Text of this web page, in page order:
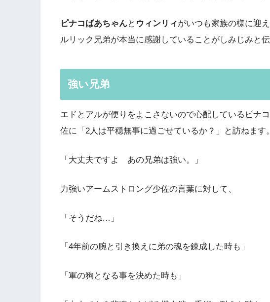
ピナコばあちゃんと ウィンリィがいつも家族の様に迎
ルリック兄弟が本当に感謝していることがしみじみと伝
強い兄弟
エドとアルが便りをよこさないので心配しているピナ
佐に「2人は平穏無事に過ごせているか？」と訪ねます。
「大丈夫ですよ あの兄弟は強い。」
力強いアームストロング少佐の言葉に対して、
「そうだね…」
「4年前の腕と引き換えに弟の魂を錬成した時も」
「軍の狗となる事を決めた時も」